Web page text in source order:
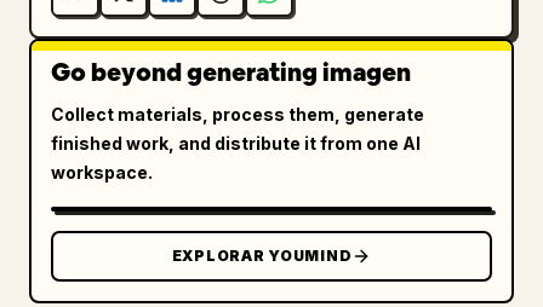
Go beyond generating imagen
Collect materials, process them, generate
finished work, and distribute it from one AI
workspace.
EXPLORAR YOUMIND